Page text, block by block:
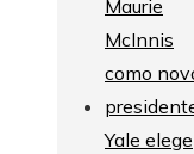
Yale elege